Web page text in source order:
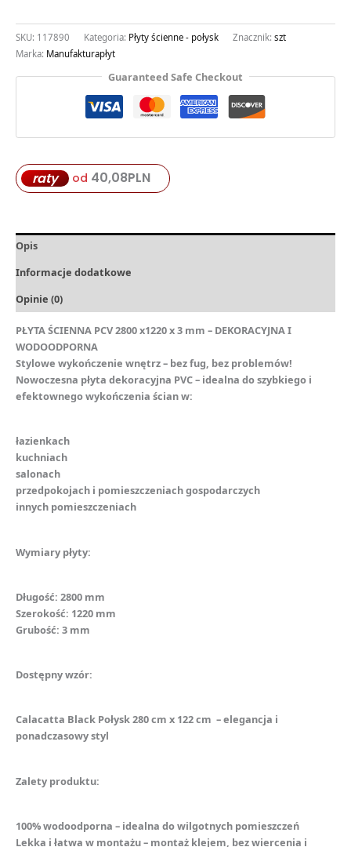
SKU: 117890 Kategoria: Płyty ścienne - połysk Znacznik: szt
Marka: Manufakturapłyt
Guaranteed Safe Checkout
raty od 40,08PLN
Opis
Informacje dodatkowe
Opinie (0)
PŁYTA ŚCIENNA PCV 2800 x1220 x 3 mm – DEKORACYJNA I
WODOODPORNA
Stylowe wykończenie wnętrz – bez fug, bez problemów!
Nowoczesna płyta dekoracyjna PVC – idealna do szybkiego i
efektownego wykończenia ścian w:
łazienkach
kuchniach
️salonach
przedpokojach i pomieszczeniach gospodarczych
innych pomieszczeniach
Wymiary płyty:
Długość: 2800 mm
Szerokość: 1220 mm
Grubość: 3 mm
Dostępny wzór:
Calacatta Black Połysk 280 cm x 122 cm – elegancja i
ponadczasowy styl
Zalety produktu:
100% wodoodporna – idealna do wilgotnych pomieszczeń
Lekka i łatwa w montażu – montaż klejem, bez wiercenia i